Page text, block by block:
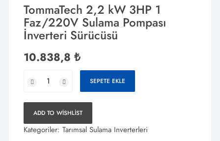
TommaTech 2,2 kW 3HP 1
Faz/220V Sulama Pompası
İnverteri Sürücüsü
10.838,8₺
2,2
3HP
1
Faz/220V
SEPETE EKLE
ADD TO WISHLIST
Kategoriler:Tarımsal Sulama Inverterleri